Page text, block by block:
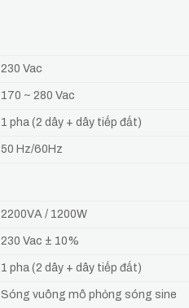
230 Vac
170 ~ 280 Vac
1 pha (2 dây + dây tiếp đất)
50 Hz/60Hz
2200VA / 1200W
230 Vac ± 10%
1 pha (2 dây + dây tiếp đất)
Sóng vuông mô phỏng sóng sine